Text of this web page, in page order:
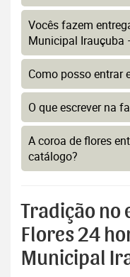
Vocês fazem
Municipal Irauçuba
Como posso entrar
O que escrever na
A coroa de flores
catálogo?
Tradição no
Flores 24
Municipal